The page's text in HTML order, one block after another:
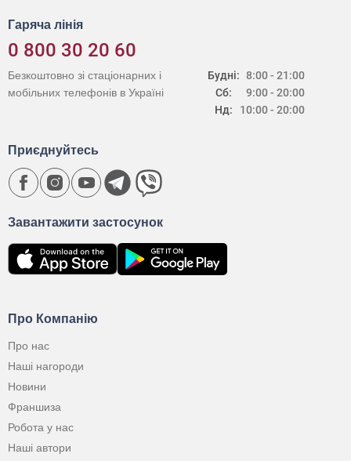
Гаряча лінія
0 800 30 20 60
Будні:
Сб:
Нд:
8:00 - 21:00
9:00 - 20:00
10:00 - 20:00
Безкоштовно зі стаціонарних і
мобільних телефонів в Україні
Про Компанію
Про нас
Наші нагороди
Новини
Франшиза
Робота у нас
Наші автори
Завантажити застосунок
Приєднуйтесь